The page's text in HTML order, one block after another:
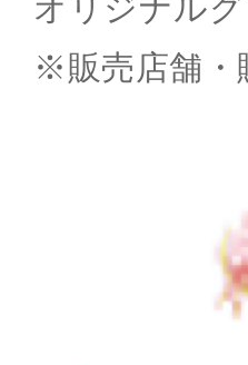
オリジナル
※販売店舗・